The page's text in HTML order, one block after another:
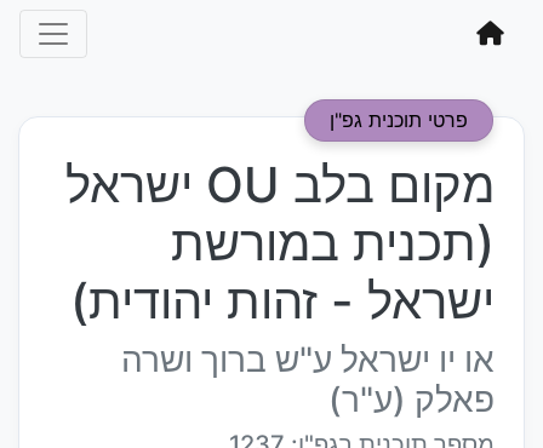
פרטי תוכנית גפ"ן
מקום בלב OU ישראל
(תכנית במורשת
ישראל - זהות יהודית)
או יו ישראל ע"ש ברוך ושרה
פאלק (ע"ר)